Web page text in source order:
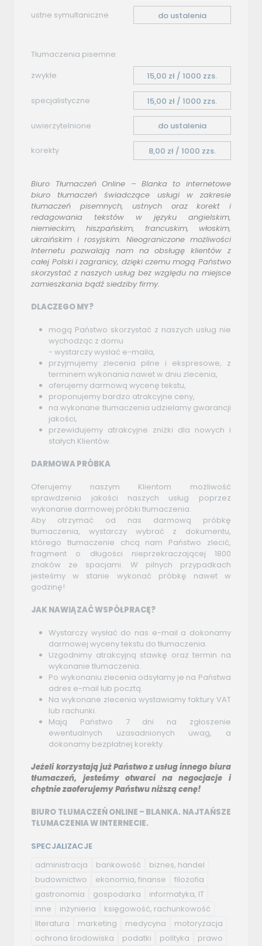
ustne symultaniczne do ustalenia
Tłumaczenia pisemne:
zwykłe
15,00 zł / 1000 zzs.
specjalistyczne 15,00 zł / 1000 zzs.
uwierzytelnione do ustalenia
korekty 8,00 zł / 1000 zzs.
Biuro Tłumaczeń Online – Blanka to internetowe
biuro tłumaczeń świadczące usługi w zakresie
tłumaczeń pisemnych, ustnych oraz korekt i
redagowania tekstów w języku angielskim,
niemieckim, hiszpańskim, francuskim, włoskim,
ukraińskim i rosyjskim. Nieograniczone możliwości
Internetu pozwalają nam na obsługę klientów z
całej Polski i zagranicy, dzięki czemu mogą Państwo
skorzystać z naszych usług bez względu na miejsce
zamieszkania bądź siedziby firmy.
DLACZEGO MY?
mogą Państwo skorzystać z naszych usług nie
wychodząc z domu
- wystarczy wysłać e-maila,
przyjmujemy zlecenia pilne i ekspresowe, z
terminem wykonania nawet w dniu zlecenia,
oferujemy darmową wycenę tekstu,
proponujemy bardzo atrakcyjne ceny,
na wykonane tłumaczenia udzielamy gwarancji
jakości,
przewidujemy atrakcyjne zniżki dla nowych i
stałych Klientów.
DARMOWA PRÓBKA
Oferujemy naszym Klientom możliwość
sprawdzenia jakości naszych usług poprzez
wykonanie darmowej próbki tłumaczenia.
Aby otrzymać od nas darmową próbkę
tłumaczenia, wystarczy wybrać z dokumentu,
którego tłumaczenie chcą nam Państwo zlecić,
fragment o długości nieprzekraczającej 1800
znaków ze spacjami. W pilnych przypadkach
jesteśmy w stanie wykonać próbkę nawet w
godzinę!
JAK NAWIĄZAĆ WSPÓŁPRACĘ?
Wystarczy wysłać do nas e-mail a dokonamy
darmowej wyceny tekstu do tłumaczenia.
Uzgodnimy atrakcyjną stawkę oraz termin na
wykonanie tłumaczenia.
Po wykonaniu zlecenia odsyłamy je na Państwa
adres e-mail lub pocztą.
Na wykonane zlecenia wystawiamy faktury VAT
lub rachunki.
Mają Państwo 7 dni na zgłoszenie
ewentualnych uzasadnionych uwag, a
dokonamy bezpłatnej korekty.
Jeżeli korzystają już Państwo z usług innego biura
tłumaczeń, jesteśmy otwarci na negocjacje i
chętnie zaoferujemy Państwu niższą cenę!
BIURO TŁUMACZEŃ ONLINE – BLANKA. NAJTAŃSZE
TŁUMACZENIA W INTERNECIE.
SPECJALIZACJE
administracja
bankowość
biznes, handel
budownictwo
ekonomia, finanse
filozofia
gastronomia
gospodarka
informatyka, IT
inne
inżynieria
księgowość, rachunkowość
literatura
marketing medycyna
motoryzacja
ochrona środowiska
podatki polityka
prawo